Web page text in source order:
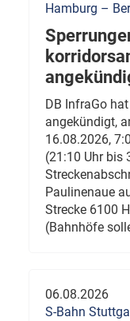
Hamburg –
DB InfraGo
angekündigt,
16.08.2026,
(21:10 Uhr bis
Paulinenaue
Strecke 6100
(Bahnhöfe
06.08.2026
S-Bahn